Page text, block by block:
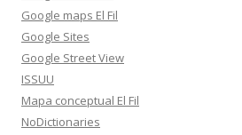
Google maps El Fil
Google Sites
Google Street View
ISSUU
Mapa conceptual El Fil
NoDictionaries